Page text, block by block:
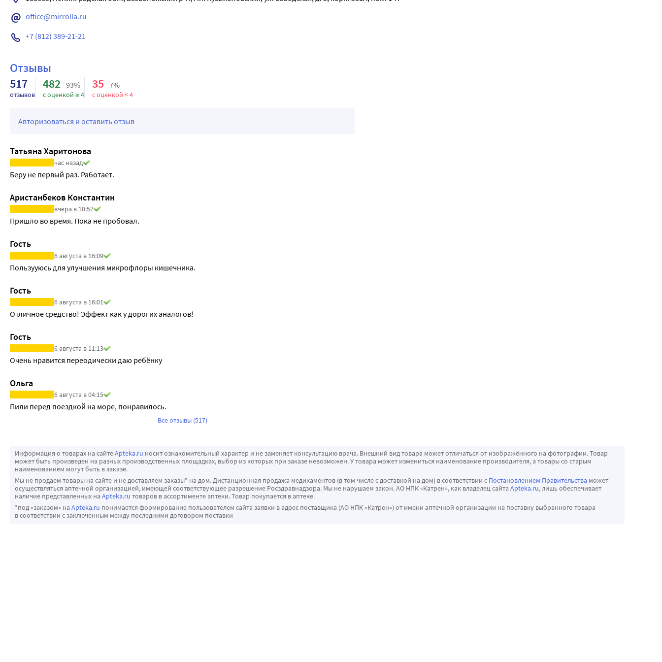
office@mirrolla.ru
+7 (812) 389-21-21
Отзывы
517
отзывов
482 93%
с оценкой ≥ 4
35 7%
с оценкой < 4
Авторизоваться и оставить отзыв
Татьяна Харитонова
час назад
Беру не первый раз. Работает.
Аристанбеков Константин
вчера в 10:57
Пришло во время. Пока не пробовал.
Гость
6 августа в 16:09
Пользууюсь для улучшения микрофлоры кишечника.
Гость
6 августа в 16:01
Отличное средство! Эффект как у дорогих аналогов!
Гость
6 августа в 11:13
Очень нравится переодически даю ребёнку
Ольга
6 августа в 04:15
Пили перед поездкой на море, понравилось.
Все отзывы (517)
Информация о товарах на сайтеApteka.ru носит ознакомительный характер и не заменяет консультацию врача. Внешний вид товара может отличаться от изображённого на фотографии. Товар
может быть произведен на разных производственных площадках, выбор из которых при заказе невозможен. У товара может измениться наименование производителя, а товары со старым
наименованием могут быть в заказе.
Мы не продаем товары на сайте и не доставляем заказы* на дом. Дистанционная продажа медикаментов (в том числе с доставкой на дом) в соответствии с Постановлением Правительства может
осуществляться аптечной организацией, имеющей соответствующее разрешение Росздравнадзора. Мы не нарушаем закон. АО НПК «Катрен», как владелец сайта Apteka.ru, лишь обеспечивает
наличие представленных на Apteka.ru товаров в ассортименте аптеки. Товар покупается в аптеке.
*под «заказом» на Apteka.ru понимается формирование пользователем сайта заявки в адрес поставщика (АО НПК «Катрен») от имени аптечной организации на поставку выбранного товара
в соответствии с заключенным между последними договором поставки